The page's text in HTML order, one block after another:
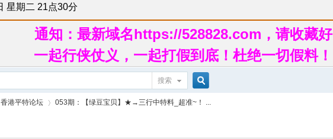
通知：最新域名https://528828.com，请收藏好
一起行侠仗义，一起打假到底！杜绝一切假料！
搜索
搜
香港平特论坛 053期：【绿豆宝贝】★→三行中特料_超准~！ ...